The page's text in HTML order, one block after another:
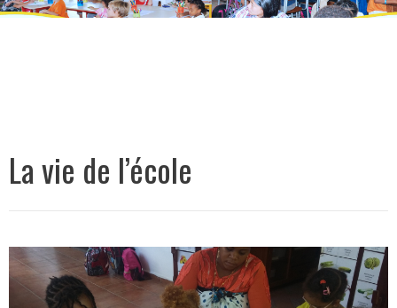
La vie de l’école